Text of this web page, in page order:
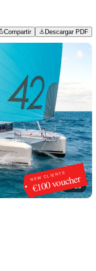
Compartir Descargar PDF
NEW CLIENTS
€100 voucher
1/20